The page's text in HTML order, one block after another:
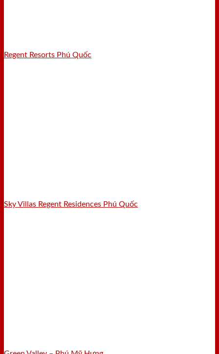
Regent Resorts Phú Quốc
Sky Villas Regent Residences Phú Quốc